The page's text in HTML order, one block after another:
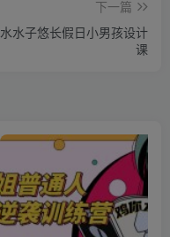
下一篇
水水子悠长假日小男孩设计
课